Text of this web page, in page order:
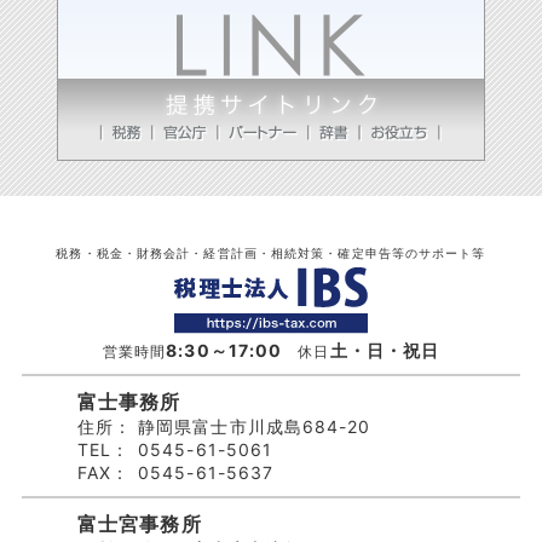
税務・税金・財務会計・経営計画・相続対策・確定申告等のサポート等
営業時間8:30～17:00 休日 土・日・祝日
富士事務所
住所：
静岡県富士市川成島684-20
TEL：
0545-61-5061
FAX：
0545-61-5637
富士宮事務所